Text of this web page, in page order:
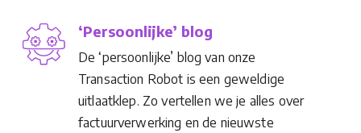
‘Persoonlijke’ blog
De ‘persoonlijke’ blog van onze
Transaction Robot is een geweldige
uitlaatklep. Zo vertellen we je alles over
factuurverwerking en de nieuwste